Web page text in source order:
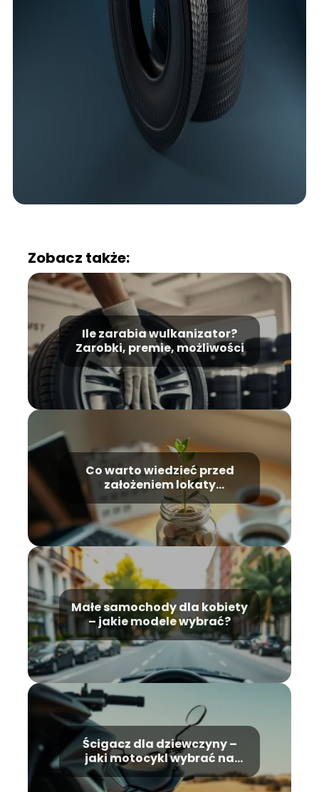
Zobacz także:
Ile zarabia wulkanizator?
Zarobki, premie, możliwości
Co warto wiedzieć przed
założeniem lokaty
długoterminowej?
Małe samochody dla kobiety
– jakie modele wybrać?
Ścigacz dla dziewczyny –
jaki motocykl wybrać na
start?